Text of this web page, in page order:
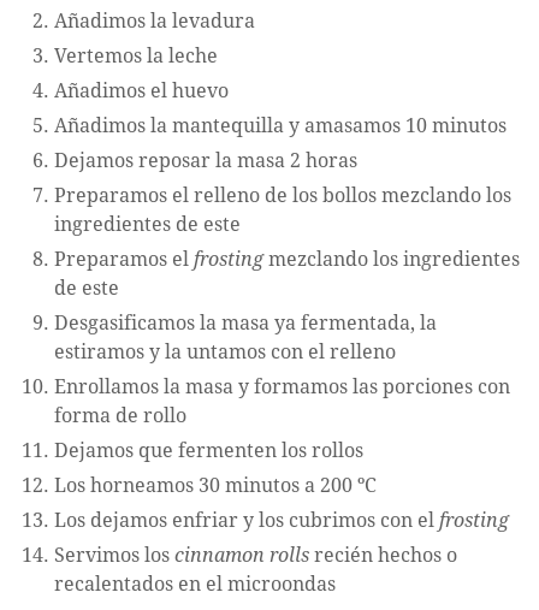
Añadimos la levadura
Vertemos la leche
Añadimos el huevo
Añadimos la mantequilla y amasamos 10 minutos
Dejamos reposar la masa 2 horas
Preparamos el relleno de los bollos mezclando los
ingredientes de este
Preparamos el frostingmezclando los ingredientes
de este
Desgasificamos la masa ya fermentada, la
estiramos y la untamos con el relleno
Enrollamos la masa y formamos las porciones con
forma de rollo
Dejamos que fermenten los rollos
Los horneamos 30 minutos a 200 ºC
Los dejamos enfriar y los cubrimos con el frosting
Servimos los cinnamon rolls recién hechos o
recalentados en el microondas